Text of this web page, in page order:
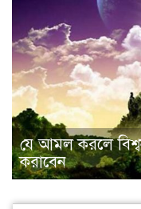
যে আমল করলে
করাবেন